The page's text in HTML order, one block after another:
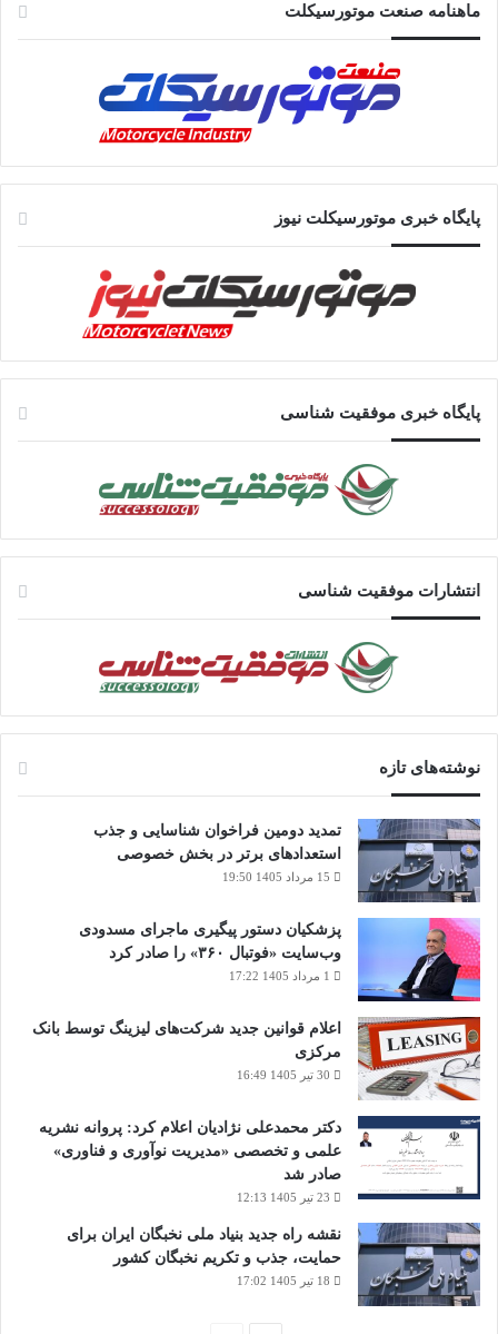
ماهنامه صنعت موتورسیکلت
پایگاه خبری موتورسیکلت نیوز
پایگاه خبری موفقیت شناسی
انتشارات موفقیت شناسی
نوشته‌های تازه
تمدید دومین فراخوان شناسایی و جذب
استعدادهای برتر در بخش خصوصی
15 مرداد 1405 19:50
پزشکیان دستور پیگیری ماجرای مسدودی
وب‌سایت «فوتبال ۳۶۰» را صادر کرد
1 مرداد 1405 17:22
اعلام قوانین جدید شرکت‌های لیزینگ توسط بانک
مرکزی
30 تیر 1405 16:49
دکتر محمدعلی نژادیان اعلام کرد: پروانه نشریه
علمی و تخصصی «مدیریت نوآوری و فناوری»
صادر شد
23 تیر 1405 12:13
نقشه راه جدید بنیاد ملی نخبگان ایران برای
حمایت، جذب و تکریم نخبگان کشور
18 تیر 1405 17:02